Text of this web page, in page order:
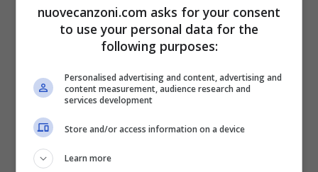
Instead, instead, instead
As if it was missing from your heart
It can’t be real too strange for me
nuovecanzoni.com asks for your consent
to use your personal data for the
following purposes:
Personalised advertising and content, advertising and
content measurement, audience research and
services development
Store and/or access information on a device
Learn more